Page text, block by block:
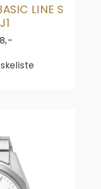
LINE S
,-